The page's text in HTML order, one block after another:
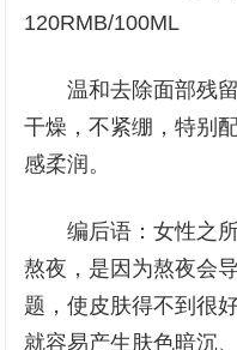
120RMB/100ML
温和去除面部残留
干燥，不紧绷，特别
感柔润。
编后语：女性之所
熬夜，是因为熬夜会
题，使皮肤得不到很
就容易产生肤色暗沉